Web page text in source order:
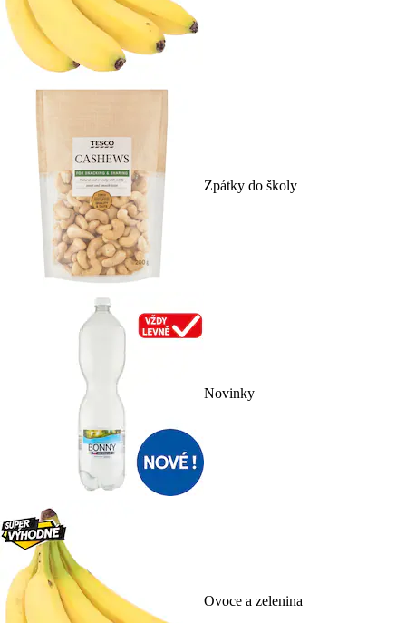
Zpátky do školy
Novinky
Ovoce a zelenina